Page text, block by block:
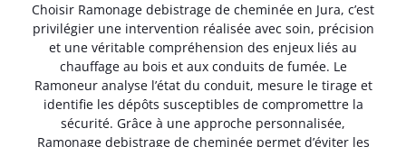
Choisir Ramonage debistrage de cheminée en Jura, c’est
privilégier une intervention réalisée avec soin, précision
et une véritable compréhension des enjeux liés au
chauffage au bois et aux conduits de fumée. Le
Ramoneur analyse l’état du conduit, mesure le tirage et
identifie les dépôts susceptibles de compromettre la
sécurité. Grâce à une approche personnalisée,
Ramonage debistrage de cheminée permet d’éviter les